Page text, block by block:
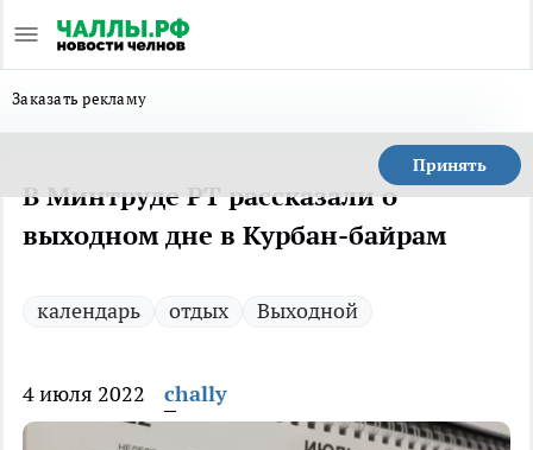
Заказать рекламу
Принять
В Минтруде РТ рассказали о
выходном дне в Курбан-байрам
календарь отдых Выходной
4 июля 2022 chally